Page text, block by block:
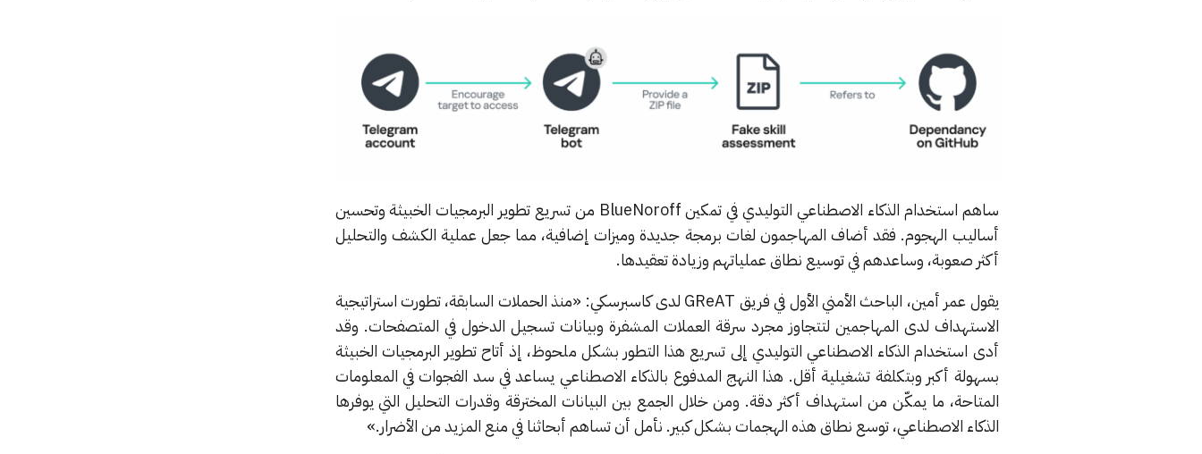
ساهم استخدام الذكاء الاصطناعي التوليدي في تمكين BlueNoroff من تسريع تطوير البرمجيات الخبيثة وتحسين
أساليب الهجوم. فقد أضاف المهاجمون لغات برمجة جديدة وميزات إضافية، مما جعل عملية الكشف والتحليل
أكثر صعوبة، وساعدهم في توسيع نطاق عملياتهم وزيادة تعقيدها.
يقول عمر أمين، الباحث الأمني الأول في فريق GReAT لدى كاسبرسكي: «منذ الحملات السابقة، تطورت استراتيجية
الاستهداف لدى المهاجمين لتتجاوز مجرد سرقة العملات المشفرة وبيانات تسجيل الدخول في المتصفحات. وقد
أدى استخدام الذكاء الاصطناعي التوليدي إلى تسريع هذا التطور بشكل ملحوظ، إذ أتاح تطوير البرمجيات الخبيثة
بسهولة أكبر وبتكلفة تشغيلية أقل. هذا النهج المدفوع بالذكاء الاصطناعي يساعد في سد الفجوات في المعلومات
المتاحة، ما يمكّن من استهداف أكثر دقة. ومن خلال الجمع بين البيانات المخترقة وقدرات التحليل التي يوفرها
الذكاء الاصطناعي، توسع نطاق هذه الهجمات بشكل كبير. نأمل أن تساهم أبحاثنا في منع المزيد من الأضرار.»